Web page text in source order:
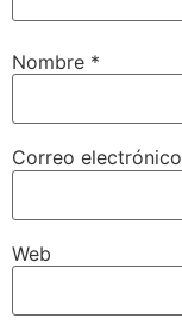
Nombre *
Correo electrónico
Web